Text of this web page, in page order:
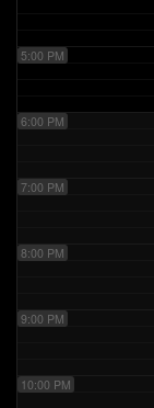
5:00 PM
6:00 PM
7:00 PM
8:00 PM
9:00 PM
10:00 PM